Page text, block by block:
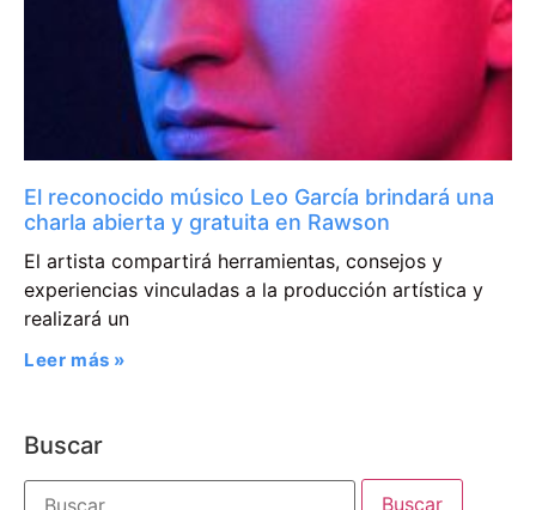
El reconocido músico Leo García brindará una
charla abierta y gratuita en Rawson
El artista compartirá herramientas, consejos y
experiencias vinculadas a la producción artística y
realizará un
Leer más »
Buscar